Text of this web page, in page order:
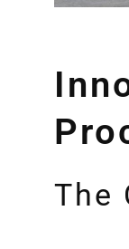
The